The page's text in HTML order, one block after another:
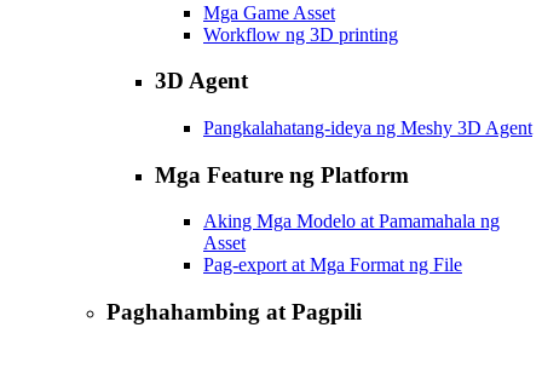
Mga Game Asset
Workflow ng 3D printing
3D Agent
Pangkalahatang-ideya ng Meshy 3D Agent
Mga Feature ng Platform
Aking Mga Modelo at Pamamahala ng
Asset
Pag-export at Mga Format ng File
Paghahambing at Pagpili